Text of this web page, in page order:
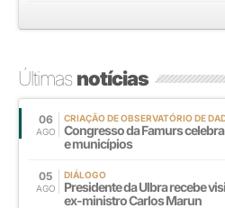
Últimasnotícias
06
AGO
CRIAÇÃO DE OBSERVATÓRIO DE
Congresso da Famurs
e municípios
05
AGO
DIÁLOGO
Presidente da Ulbra recebe
ex-ministro Carlos Marun